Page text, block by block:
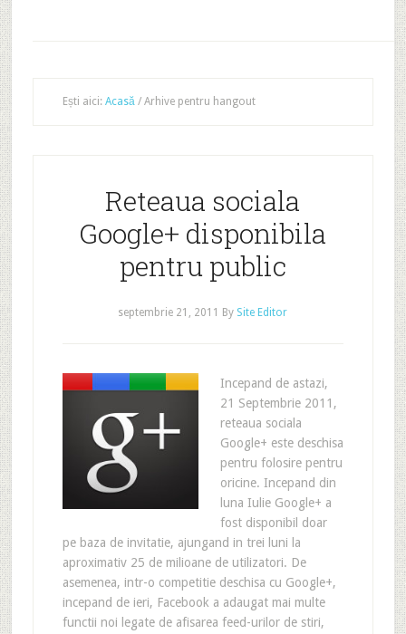
Ești aici: Acasă /Arhive pentru hangout
Reteaua sociala
Google+ disponibila
pentru public
septembrie 21, 2011 By Site Editor
Incepand de astazi,
21 Septembrie 2011,
reteaua sociala
Google+ este deschisa
pentru folosire pentru
oricine. Incepand din
luna Iulie Google+ a
fost disponibil doar
pe baza de invitatie, ajungand in trei luni la
aproximativ 25 de milioane de utilizatori. De
asemenea, intr-o competitie deschisa cu Google+,
incepand de ieri, Facebook a adaugat mai multe
functii noi legate de afisarea feed-urilor de stiri,